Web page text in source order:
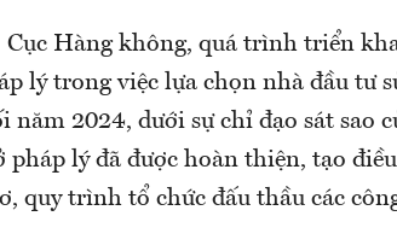
Cục Hàng không, quá trình triển
lý trong việc lựa chọn nhà đầu tư
năm 2024, dưới sự chỉ đạo sát sao
pháp lý đã được hoàn thiện, tạo
quy trình tổ chức đấu thầu các